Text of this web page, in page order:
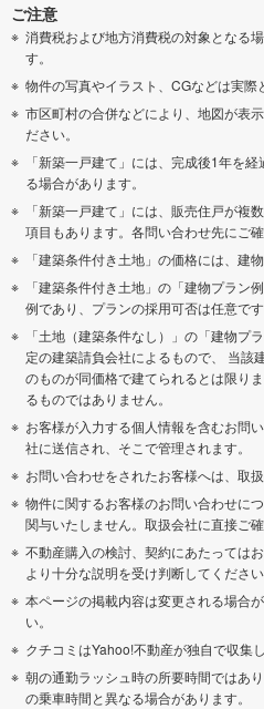
高座郡寒川町
中郡二宮町
足柄上郡大井町
足柄上郡山北町
足柄下郡真鶴町
愛甲郡愛川町
ご注意
消費税および地方消費税の対象となる
す。
物件の写真やイラスト、CGなどは実際
市区町村の合併などにより、地図が表
ださい。
「新築一戸建て」には、完成後1年を
る場合があります。
「新築一戸建て」には、販売住戸が複
項目もあります。各問い合わせ先にご確
「建築条件付き土地」の価格には、建
「建築条件付き土地」の「建物プラン
例であり、プランの採用可否は任意です
「土地（建築条件なし）」の「建物プ
定の建築請負会社によるもので、 当該
のものが同価格で建てられるとは限り
るものではありません。
お客様が入力する個人情報を含むお問
社に送信され、そこで管理されます。
お問い合わせをされたお客様へは、取
物件に関するお客様のお問い合わせに
関与いたしません。取扱会社に直接ご確
不動産購入の検討、契約にあたっては
より十分な説明を受け判断してください
本ページの掲載内容は変更される場合
い。
クチコミはYahoo!不動産が独自で収集
朝の通勤ラッシュ時の所要時間ではあ
の乗車時間と異なる場合があります。